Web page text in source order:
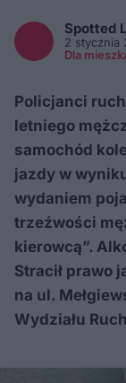
Spotted
2 stycznia
Dla
Policjanci
letniego
samochód
jazdy w
wydaniem
trzeźwości
kierowcą”.
Stracił prawo
na ul.
Wydziału